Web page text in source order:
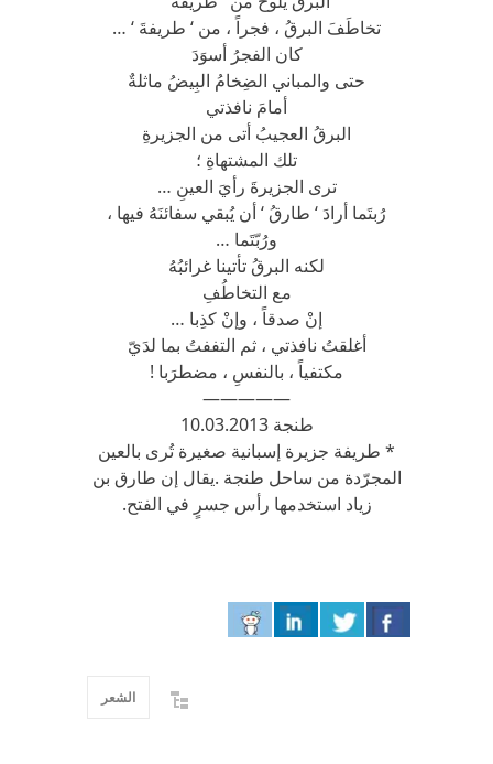
تخاطَفَ البرقُ ، فجراً ، من ‘ طريفةَ ‘ …
كان الفجرُ أسوَدَ
حتى والمباني الضِخامُ البِيضُ ماثلةٌ
أمامَ نافذتي
البرقُ العجيبُ أتى من الجزيرةِ
تلك المشتهاةِ ؛
ترى الجزيرةَ رأيَ العينِ …
رُبتَما أرادَ ‘ طارقُ ‘ أن يُبقي سفائنَهُ فيها ،
ورُبّتَما …
لكنه البرقُ تأتينا غرائبُهُ
مع التخاطُفِ
إنْ صدقاً ، وإنْ كذِبا …
أغلقتُ نافذتي ، ثم التففتُ بما لدَيّ
مكتفياً ، بالنفسِ ، مضطرَبا !
—————
طنجة 10.03.2013
* طريفة جزيرة إسبانية صغيرة تُرى بالعين
المجرّدة من ساحل طنجة .يقال إن طارق بن
زياد استخدمها رأس جسرٍ في الفتح.
الشعر